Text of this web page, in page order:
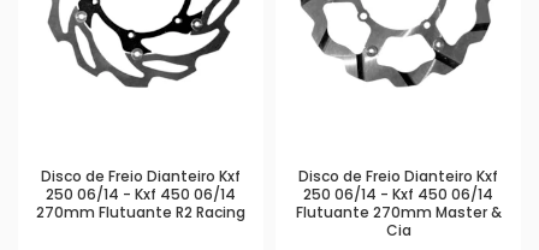
Disco de Freio Dianteiro Kxf
250 06/14 - Kxf 450 06/14
270mm Flutuante R2 Racing
Disco de Freio Dianteiro Kxf
250 06/14 - Kxf 450 06/14
Flutuante 270mm Master &
Cia